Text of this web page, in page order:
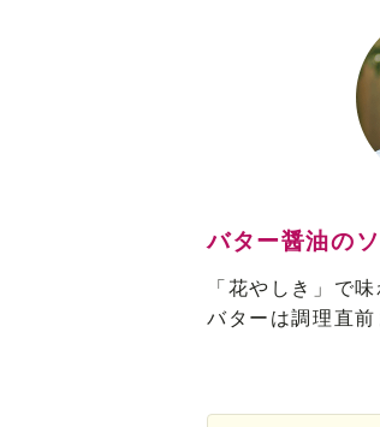
バター醤油の
「花やしき」で
バターは調理直